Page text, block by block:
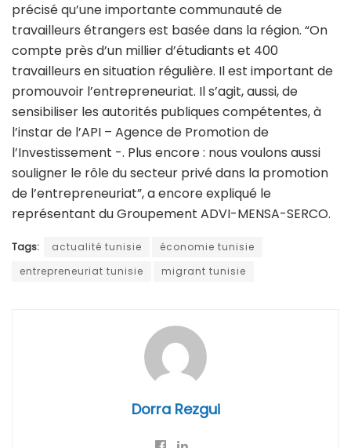
précisé qu’une importante communauté de
travailleurs étrangers est basée dans la région. “On
compte près d’un millier d’étudiants et 400
travailleurs en situation régulière. Il est important de
promouvoir l’entrepreneuriat. Il s’agit, aussi, de
sensibiliser les autorités publiques compétentes, à
l’instar de l’API – Agence de Promotion de
l’Investissement -. Plus encore : nous voulons aussi
souligner le rôle du secteur privé dans la promotion
de l’entrepreneuriat”, a encore expliqué le
représentant du Groupement ADVI-MENSA-SERCO.
Tags: actualité tunisie
économie tunisie
entrepreneuriat tunisie
migrant tunisie
Dorra Rezgui